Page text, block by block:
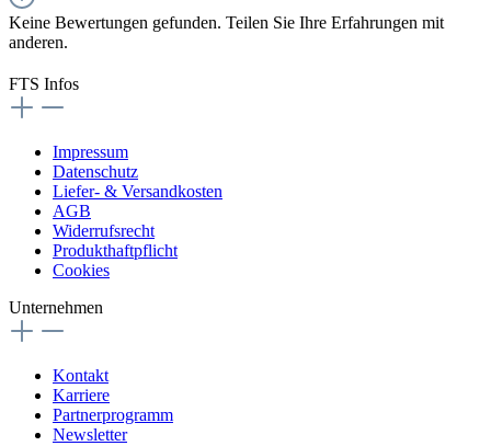
Keine Bewertungen gefunden. Teilen Sie Ihre Erfahrungen mit
anderen.
FTS Infos
Impressum
Datenschutz
Liefer- & Versandkosten
AGB
Widerrufsrecht
Produkthaftpflicht
Cookies
Unternehmen
Kontakt
Karriere
Partnerprogramm
Newsletter